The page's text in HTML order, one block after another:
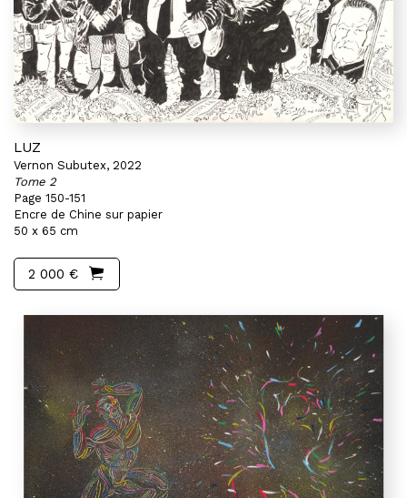
LUZ
Vernon Subutex, 2022
Tome 2
Page 150-151
Encre de Chine sur papier
50 x 65 cm
2 000 €